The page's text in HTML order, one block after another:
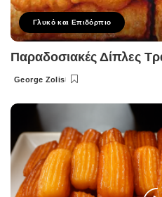
Γλυκό και Επιδόρπιο
Παραδοσιακές Δίπλες
Posted
George Zolis